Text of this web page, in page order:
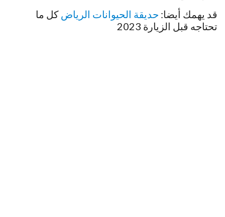
قد يهمك أيضا: حديقة الحيوانات الرياض كل ما
تحتاجه قبل الزيارة 2023